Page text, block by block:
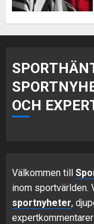
OCH
Välkommen till
inom sportvärlden.
sportnyheter,